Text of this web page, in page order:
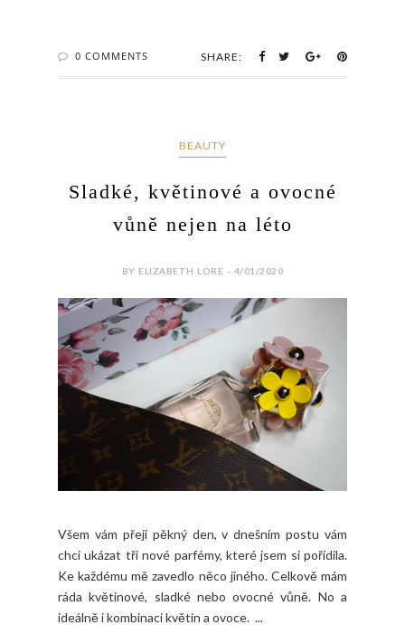
0 COMMENTS SHARE:
BEAUTY
Sladké, květinové a ovocné
vůně nejen na léto
BY ELIZABETH LORE - 4/01/2020
Všem vám přeji pěkný den, v dnešním postu vám
chci ukázat tři nové parfémy, které jsem si pořídila.
Ke každému mě zavedlo něco jiného. Celkově mám
ráda květinové, sladké nebo ovocné vůně. No a
ideálně i kombinaci květin a ovoce. ...